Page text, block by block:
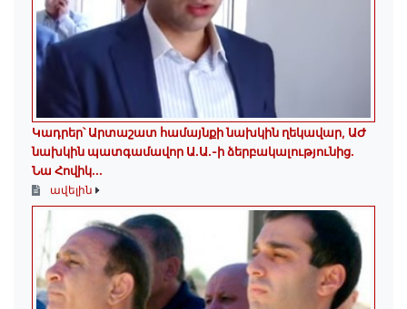
Կադրեր՝ Արտաշատ համայնքի նախկին ղեկավար, ԱԺ
նախկին պատգամավոր Ա.Ա.-ի ձերբակալությունից.
Նա Հովիկ...
ավելին